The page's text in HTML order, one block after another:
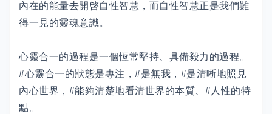
內在的能量去開啓自性智慧，而自性智慧正是我們難
得一見的靈魂意識。
心靈合一的過程是一個恆常堅持、具備毅力的過程。
#心靈合一的狀態是專注，#是無我，#是清晰地照見
內心世界，#能夠清楚地看清世界的本質、#人性的特
點。